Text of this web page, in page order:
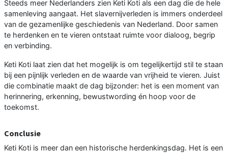
Steeds meer Nederlanders zien Keti Koti als een dag die de hele
samenleving aangaat. Het slavernijverleden is immers onderdeel
van de gezamenlijke geschiedenis van Nederland. Door samen
te herdenken en te vieren ontstaat ruimte voor dialoog, begrip
en verbinding.
Keti Koti laat zien dat het mogelijk is om tegelijkertijd stil te staan
bij een pijnlijk verleden en de waarde van vrijheid te vieren. Juist
die combinatie maakt de dag bijzonder: het is een moment van
herinnering, erkenning, bewustwording én hoop voor de
toekomst.
Conclusie
Keti Koti is meer dan een historische herdenkingsdag. Het is een